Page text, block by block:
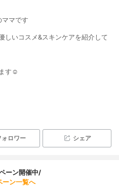
ママです
しいコスメ&スキンケアを紹介して
す☺️
ォロワー シェア
ーン開催中/
ーン一覧へ